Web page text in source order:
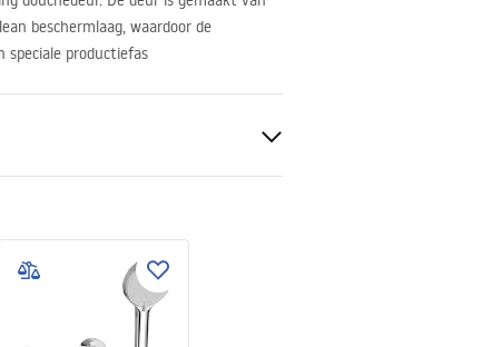
beschermlaag, waardoor de
speciale productiefas